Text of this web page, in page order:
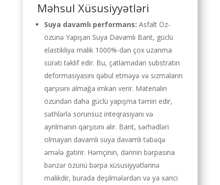
Məhsul Xüsusiyyətləri
Suya davamlı performans: Asfalt Öz-
özünə Yapışan Suya Davamlı Bant, güclü
elastikliyə malik 1000%-dən çox uzanma
sürəti təklif edir. Bu, çatlamadan substratın
deformasiyasını qəbul etməyə və sızmaların
qarşısını almağa imkan verir. Materialın
özündən daha güclü yapışma təmin edir,
səthlərlə sorunsuz inteqrasiyanı və
ayrılmanın qarşısını alır. Bant, sərhədləri
olmayan davamlı suya davamlı təbəqə
əmələ gətirir. Həmçinin, dərinin bərpasına
bənzər özünü bərpa xüsusiyyətlərinə
malikdir, burada deşilmələrdən və ya xarici